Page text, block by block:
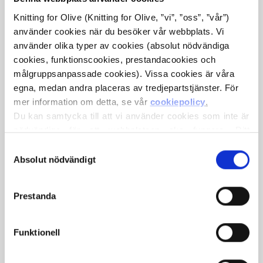
Knitting for Olive (Knitting for Olive, ”vi”, ”oss”, ”vår”)
använder cookies när du besöker vår webbplats. Vi
använder olika typer av cookies (absolut nödvändiga
cookies, funktionscookies, prestandacookies och
målgruppsanpassade cookies). Vissa cookies är våra
egna, medan andra placeras av tredjepartstjänster. För
mer information om detta, se vår cookiepolicy.
Du kan samtycka till att vi använder cookies som inte är
nödvändiga för att webbplatsen ska fungera. Ditt
egenskap av personuppgiftsansvarig, får behandla dina
Du kan när som helst ändra eller återkalla ditt samtycke
via vår cookiepolicy
, där du också hittar information om
avAbsolut nödvändigt
Prestanda
Funktionell
KNITTING FOR OLIVE
MERINO - SLATE GREEN
SALE PRICE
KNITTING FOR OLIVE
MERINO - MIDNIGHT
SALE PRICE